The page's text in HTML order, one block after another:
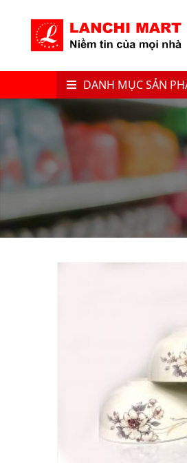
DANH MỤC SẢN